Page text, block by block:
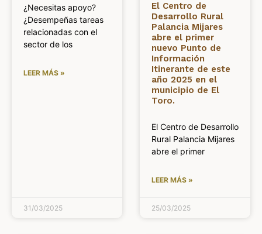
¿Necesitas apoyo?
¿Desempeñas tareas
relacionadas con el
sector de los
LEER MÁS »
31/03/2025
El Centro de
Desarrollo Rural
Palancia Mijares
abre el primer
nuevo Punto de
Información
Itinerante de este
año 2025 en el
municipio de El
Toro.
El Centro de Desarrollo
Rural Palancia Mijares
abre el primer
LEER MÁS »
25/03/2025